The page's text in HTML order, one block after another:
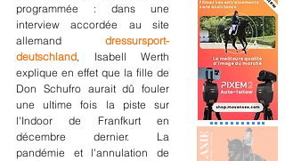
programmée : dans une
interview accordée au site
allemand dressursport-
deutschland, Isabell Werth
explique en effet que la fille de
Don Schufro aurait dû fouler
une ultime fois la piste sur
l'Indoor de Franfkurt en
décembre dernier. La
pandémie et l'annulation de